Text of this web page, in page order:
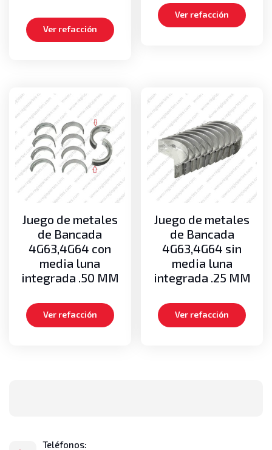
Ver refacción
Ver refacción
Juego de metales
de Bancada
4G63,4G64 con
media luna
integrada .50 MM
Ver refacción
Juego de metales
de Bancada
4G63,4G64 sin
media luna
integrada .25 MM
Ver refacción
Teléfonos: